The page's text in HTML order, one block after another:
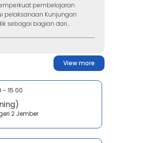
pembelajaran
pelaksanaan Kunjungan
sebagai bagian dari...
View more
- 15.00
2 Jember